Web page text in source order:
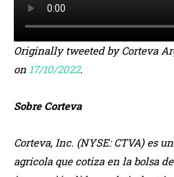
Originally tweeted by Corteva
on 17/10/2022.
Sobre Corteva
Corteva, Inc. (NYSE: CTVA) es
agrícola que cotiza en la bolsa